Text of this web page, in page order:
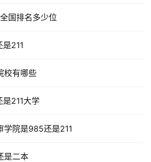
国排名多少位
211
校有哪些
211大学
学院是985还是211
是二本